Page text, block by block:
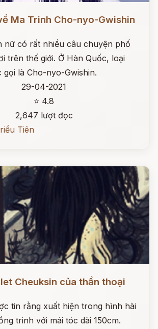
Ma Trinh Cho-nyo-Gwishin
nữ có rất nhiều câu chuyện phố
trên thế giới. Ở Hàn Quốc, loại
gọi là Cho-nyo-Gwishin.
29-04-2021
⭐ 4.8
2,647 lượt đọc
Tiên
Cheuksin của thần thoại
tin rằng xuất hiện trong hình hài
trinh với mái tóc dài 150cm.